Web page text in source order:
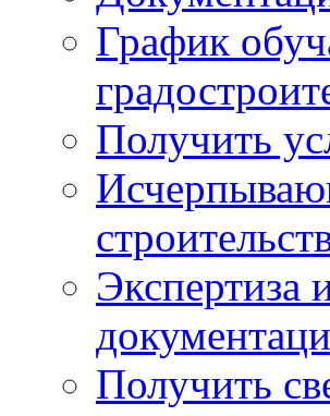
График
Получить
Экспертиза
Получить